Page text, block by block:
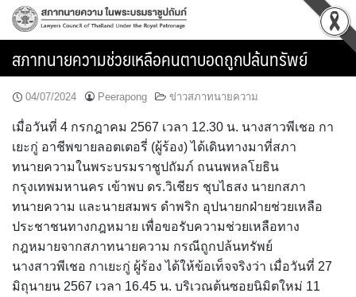
Skip
สภาทนายความช่วยเหลือคนตาบอดถูกปล้นทรัพย์
04/07/2024 Peerapong ข่าวสภาทนายความ
เมื่อวันที่ 4 กรกฎาคม 2567 เวลา 12.30 น. นางสาวพีเชอ กา
เยะกู่ อาชีพขายลอตเตอรี่ (ผู้ร้อง) ได้เดินทางมาที่สภา
ทนายความในพระบรมราชูปถัมภ์ ถนนพหลโยธิน
กรุงเทพมหานคร เข้าพบ ดร.วิเชียร ชุบไธสง นายกสภา
ทนายความ และนายสมพร ดำพริก อุปนายกฝ่ายช่วยเหลือ
ประชาชนทางกฎหมาย เพื่อขอรับความช่วยเหลือทาง
กฎหมายจากสภาทนายความ กรณีถูกปล้นทรัพย์
นางสาวพีเชอ กาเยะกู่ ผู้ร้อง ได้ให้ข้อเท็จจริงว่า เมื่อวันที่ 27
มิถุนายน 2567 เวลา 16.45 น. บริเวณต้นซอยนิมิตใหม่ 11